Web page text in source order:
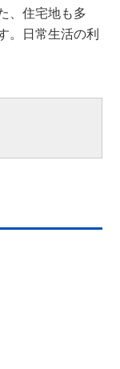
、住宅地も多
。日常生活の利